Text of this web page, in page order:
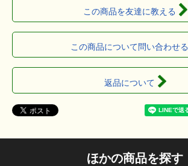
この商品を友達に教える
この商品について問い合わせる
返品について
ほかの商品を探す